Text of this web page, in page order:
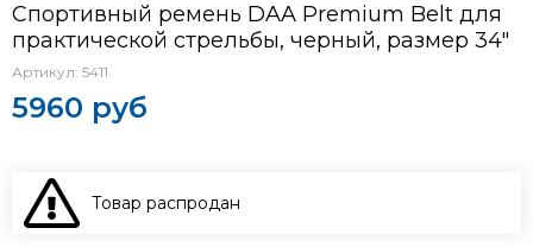
Спортивный ремень DAA Premium Belt для
практической стрельбы, черный, размер 34"
Артикул: 5411
5960 руб
Товар распродан